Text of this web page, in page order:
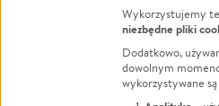
FacebookTwitter
LinkedInTikTok
Wykorzystujemy
niezbędne pliki
Dodatkowo,
dowolnym
wykorzystywane